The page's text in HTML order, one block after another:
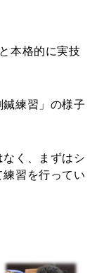
本格的に実技
練習」の様子
く、まずはシ
習を行ってい